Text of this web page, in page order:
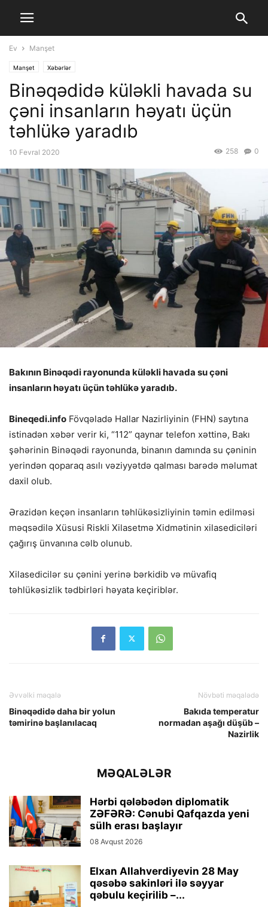
Ev Manşet
Manşet Xəbərlər
Binəqədidə küləkli havada su
çəni insanların həyatı üçün
təhlükə yaradıb
10 Fevral 2020 0
258
Bakının Binəqədi rayonunda küləkli havada su çəni
insanların həyatı üçün təhlükə yaradıb.
Bineqedi.info Fövqəladə Hallar Nazirliyinin (FHN) saytına
istinadən xəbər verir ki, “112” qaynar telefon xəttinə, Bakı
şəhərinin Binəqədi rayonunda, binanın damında su çəninin
yerindən qoparaq asılı vəziyyətdə qalması barədə məlumat
daxil olub.
Ərazidən keçən insanların təhlükəsizliyinin təmin edilməsi
məqsədilə Xüsusi Riskli Xilasetmə Xidmətinin xilasediciləri
çağırış ünvanına cəlb olunub.
Xilasedicilər su çənini yerinə bərkidib və müvafiq
təhlükəsizlik tədbirləri həyata keçiriblər.
Əvvəlki məqalə
Binəqədidə daha bir yolun
təmirinə başlanılacaq
Növbəti məqalədə
Bakıda temperatur
normadan aşağı düşüb –
Nazirlik
MƏQALƏLƏR
Hərbi qələbədən diplomatik
ZƏFƏRƏ: Cənubi Qafqazda yeni
sülh erası başlayır
08 Avqust 2026
Elxan Allahverdiyevin 28 May
qəsəbə sakinləri ilə səyyar
qəbulu keçirilib –...